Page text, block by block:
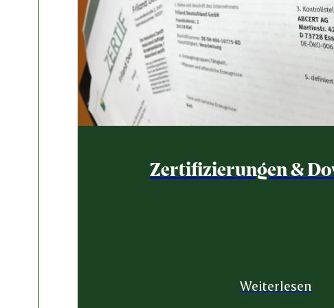
Zertifizierungen &
Weiterlesen